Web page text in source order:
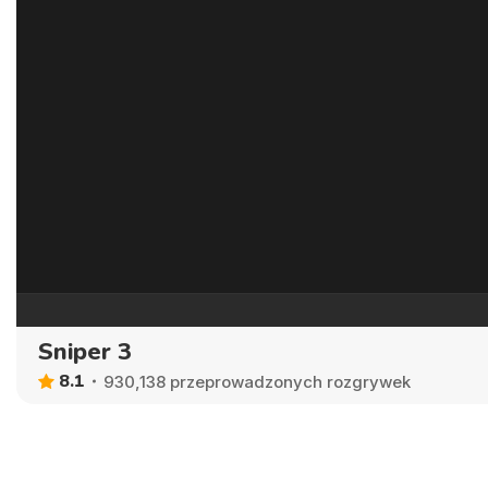
Sniper 3
8.1 930,138 przeprowadzonych rozgrywek